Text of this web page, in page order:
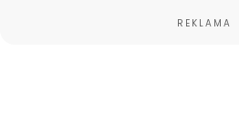
REKLAMA